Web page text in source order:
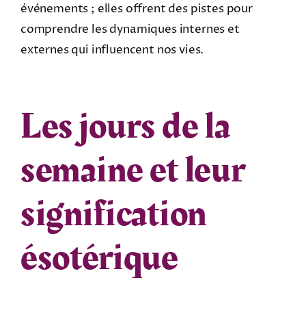
événements ; elles offrent des pistes pour
comprendre les dynamiques internes et
externes qui influencent nos vies.
Les jours de la
semaine et leur
signification
ésotérique